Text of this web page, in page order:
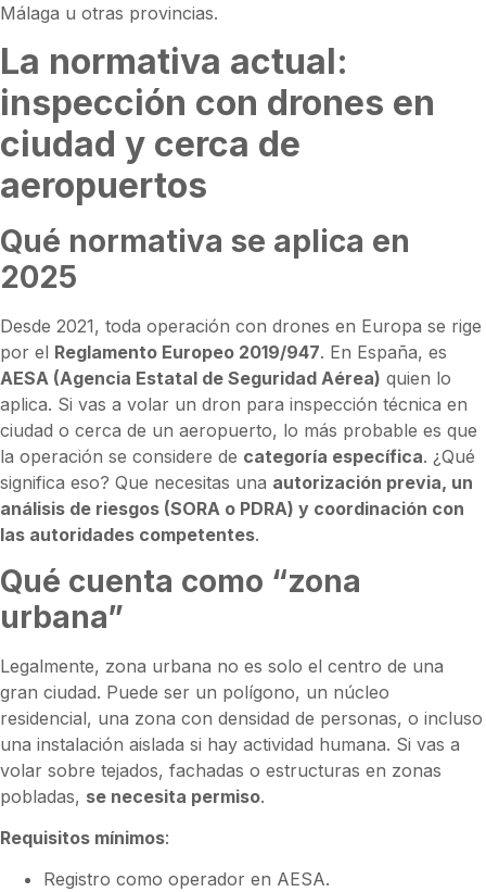
Málaga u otras provincias.
La normativa actual:
inspección con drones en
ciudad y cerca de
aeropuertos
Qué normativa se aplica en
2025
Desde 2021, toda operación con drones en Europa se rige
por el Reglamento Europeo 2019/947. En España, es
AESA (Agencia Estatal de Seguridad Aérea) quien lo
aplica. Si vas a volar un dron para inspección técnica en
ciudad o cerca de un aeropuerto, lo más probable es que
la operación se considere de categoría específica. ¿Qué
significa eso? Que necesitas una autorización previa, un
análisis de riesgos (SORA o PDRA) y coordinación con
las autoridades competentes.
Qué cuenta como “zona
urbana”
Legalmente, zona urbana no es solo el centro de una
gran ciudad. Puede ser un polígono, un núcleo
residencial, una zona con densidad de personas, o incluso
una instalación aislada si hay actividad humana. Si vas a
volar sobre tejados, fachadas o estructuras en zonas
pobladas, se necesita permiso.
Requisitos mínimos:
Registro como operador en AESA.